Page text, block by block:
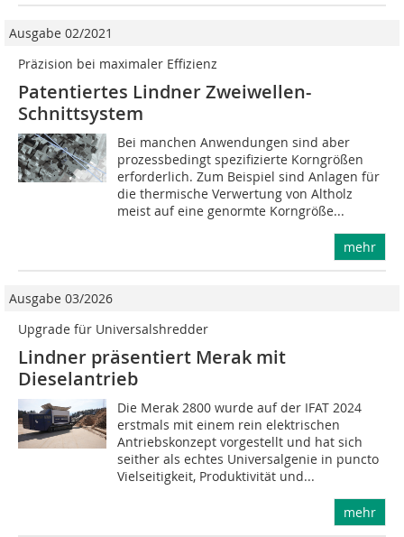
Ausgabe 02/2021
Präzision bei maximaler Effizienz
Patentiertes Lindner Zweiwellen-
Schnittsystem
Bei manchen Anwendungen sind aber
prozessbedingt spezifizierte Korngrößen
erforderlich. Zum Beispiel sind Anlagen für
die thermische Verwertung von Altholz
meist auf eine genormte Korngröße...
mehr
Ausgabe 03/2026
Upgrade für Universalshredder
Lindner präsentiert Merak mit
Dieselantrieb
Die Merak 2800 wurde auf der IFAT 2024
erstmals mit einem rein elektrischen
Antriebskonzept vorgestellt und hat sich
seither als echtes Universalgenie in puncto
Vielseitigkeit, Produktivität und...
mehr